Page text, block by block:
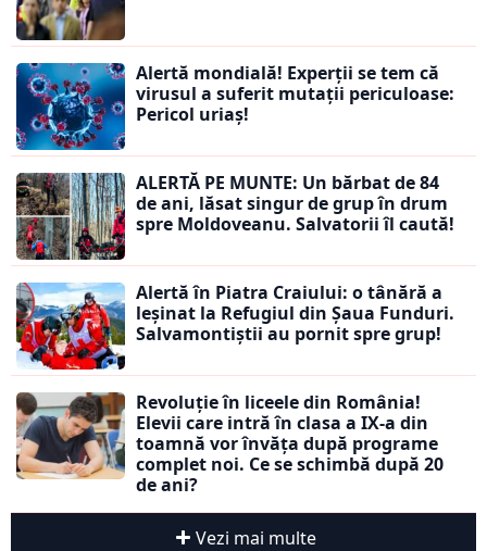
Alertă mondială! Experții se tem că
virusul a suferit mutații periculoase:
Pericol uriaș!
ALERTĂ PE MUNTE: Un bărbat de 84
de ani, lăsat singur de grup în drum
spre Moldoveanu. Salvatorii îl caută!
Alertă în Piatra Craiului: o tânără a
leșinat la Refugiul din Șaua Funduri.
Salvamontiștii au pornit spre grup!
Revoluție în liceele din România!
Elevii care intră în clasa a IX-a din
toamnă vor învăța după programe
complet noi. Ce se schimbă după 20
de ani?
Vezi mai multe